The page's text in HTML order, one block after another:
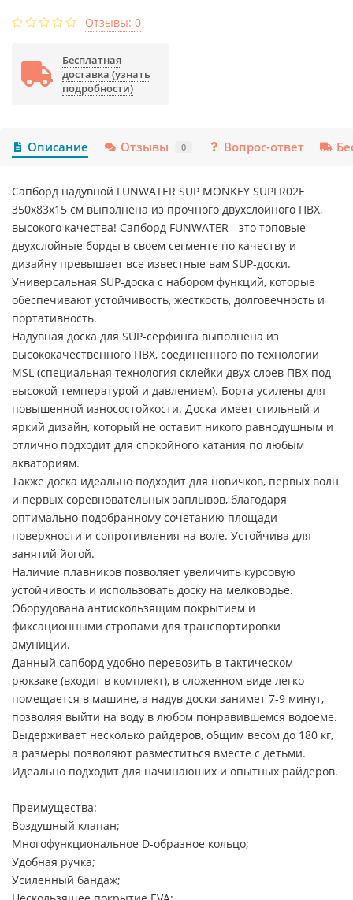
Отзывы: 0
Бесплатная
доставка (узнать
подробности)
Описание Отзывы 0 Вопрос-ответ
Сапборд надувной FUNWATER SUP MONKEY SUPFR02E
350x83x15 см выполнена из прочного двухслойного ПВХ,
высокого качества! Сапборд FUNWATER - это топовые
двухслойные борды в своем сегменте по качеству и
дизайну превышает все известные вам SUP-доски.
Универсальная SUP-доска с набором функций, которые
обеспечивают устойчивость, жесткость, долговечность и
портативность.
Надувная доска для SUP-серфинга выполнена из
высококачественного ПВХ, соединённого по технологии
MSL (специальная технология склейки двух слоев ПВХ под
высокой температурой и давлением). Борта усилены для
повышенной износостойкости. Доска имеет стильный и
яркий дизайн, который не оставит никого равнодушным и
отлично подходит для спокойного катания по любым
акваториям.
Также доска идеально подходит для новичков, первых волн
и первых соревновательных заплывов, благодаря
оптимально подобранному сочетанию площади
поверхности и сопротивления на воле. Устойчива для
занятий йогой.
Наличие плавников позволяет увеличить курсовую
устойчивость и использовать доску на мелководье.
Оборудована антискользящим покрытием и
фиксационными стропами для транспортировки
амуниции.
Данный сапборд удобно перевозить в тактическом
рюкзаке (входит в комплект), в сложенном виде легко
помещается в машине, а надув доски занимет 7-9 минут,
позволяя выйти на воду в любом понравившемся водоеме.
Выдерживает несколько райдеров, общим весом до 180 кг,
а размеры позволяют разместиться вместе с детьми.
Идеально подходит для начинаюших и опытных райдеров.
Преимущества:
Воздушный клапан;
Многофункциональное D-образное кольцо;
Удобная ручка;
Усиленный бандаж;